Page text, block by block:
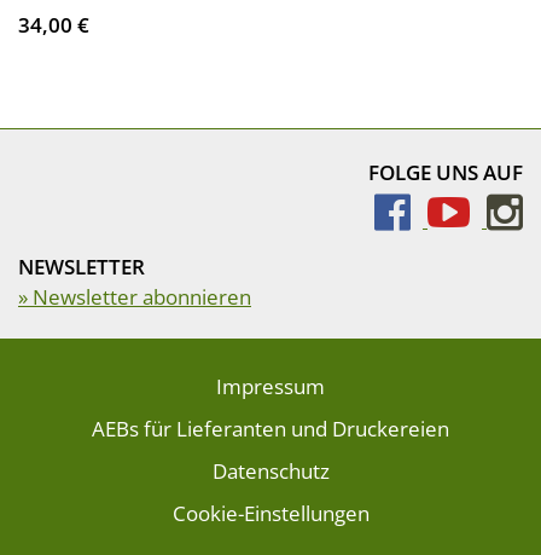
34,00 €
FOLGE UNS AUF
NEWSLETTER
» Newsletter abonnieren
Impressum
AEBs für Lieferanten und Druckereien
Datenschutz
Cookie-Einstellungen